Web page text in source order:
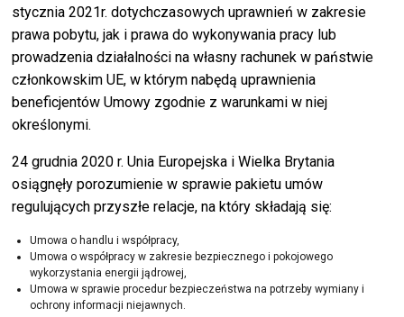
stycznia 2021r. dotychczasowych uprawnień w zakresie
prawa pobytu, jak i prawa do wykonywania pracy lub
prowadzenia działalności na własny rachunek w państwie
członkowskim UE, w którym nabędą uprawnienia
beneficjentów Umowy zgodnie z warunkami w niej
określonymi.
24 grudnia 2020 r. Unia Europejska i Wielka Brytania
osiągnęły porozumienie w sprawie pakietu umów
regulujących przyszłe relacje, na który składają się:
Umowa o handlu i współpracy,
Umowa o współpracy w zakresie bezpiecznego i pokojowego
wykorzystania energii jądrowej,
Umowa w sprawie procedur bezpieczeństwa na potrzeby wymiany i
ochrony informacji niejawnych.